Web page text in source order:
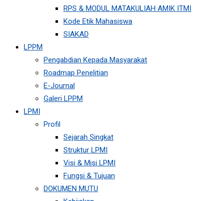
RPS & MODUL MATAKULIAH AMIK ITMI
Kode Etik Mahasiswa
SIAKAD
LPPM
Pengabdian Kepada Masyarakat
Roadmap Penelitian
E-Journal
Galeri LPPM
LPMI
Profil
Sejarah Singkat
Struktur LPMI
Visi & Misi LPMI
Fungsi & Tujuan
DOKUMEN MUTU